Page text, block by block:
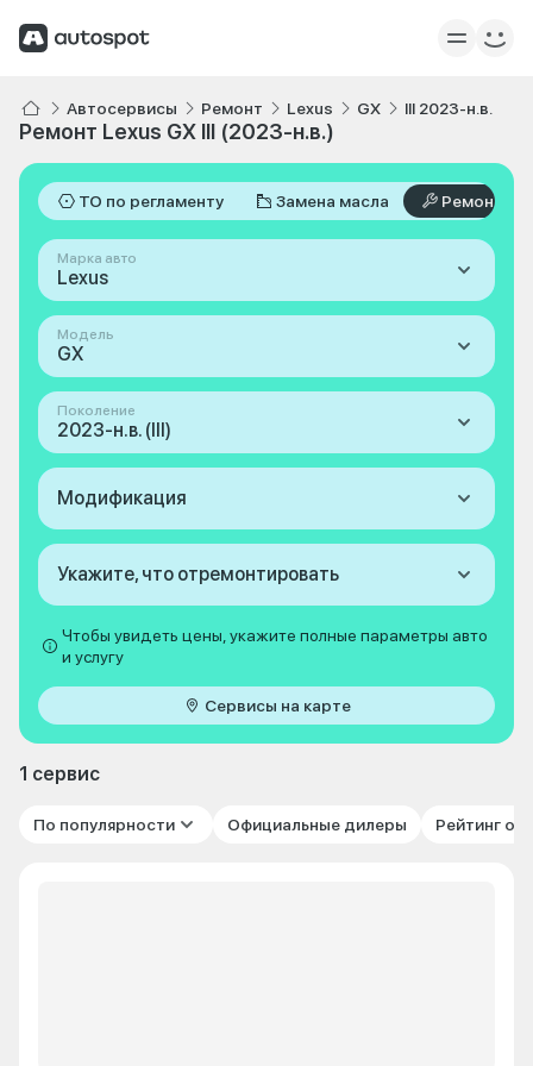
Автосервисы Ремонт Lexus GX III 2023-н.в.
Ремонт Lexus GX III (2023-н.в.)
ТО по регламенту Замена масла Ремонт
Марка авто
Lexus
Модель
GX
Поколение
2023-н.в. (III)
Модификация
Укажите, что отремонтировать
Чтобы увидеть цены, укажите полные параметры авто
и услугу
Сервисы на карте
1 сервис
По популярности Официальные дилеры Рейтинг